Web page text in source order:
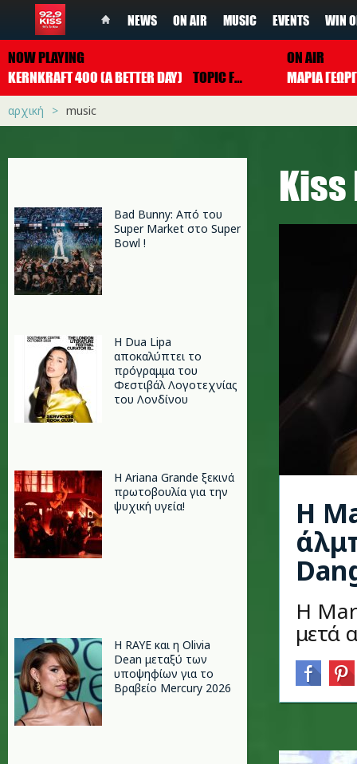
NEWS ON AIR MUSIC EVENTS WIN
NOW PLAYING
KERNKRAFT 400 (A BETTER DAY)
TOPIC FEAT. A7S
ON AIR
ΜΑΡΙΑ
αρχική music
Bad Bunny: Από του
Super Market στο Super
Bowl !
Η Dua Lipa
αποκαλύπτει το
πρόγραμμα του
Φεστιβάλ Λογοτεχνίας
του Λονδίνου
Η Ariana Grande ξεκινά
πρωτοβουλία για την
ψυχική υγεία!
Η RAYE και η Olivia
Dean μεταξύ των
υποψηφίων για το
Βραβείο Mercury 2026
Κiss
Η
Η
μετά